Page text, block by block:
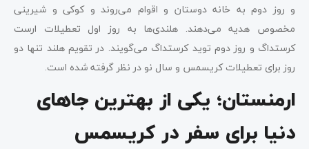
و روز دوم به خانه دوستان و اقوام می‌روند و کوکی و شیرینی
مخصوص هدیه می‌دهند. هلندی‌ها به روز اول تعطیلات ارست
کرستداگ و روز دوم توید کرستداگ می‌گویند. در تقویم هلند تنها دو
روز برای تعطیلات کریسمس و سال نو در نظر گرفته شده است.
ارمنستان؛ یکی از بهترین جاهای
دنیا برای سفر در کریسمس